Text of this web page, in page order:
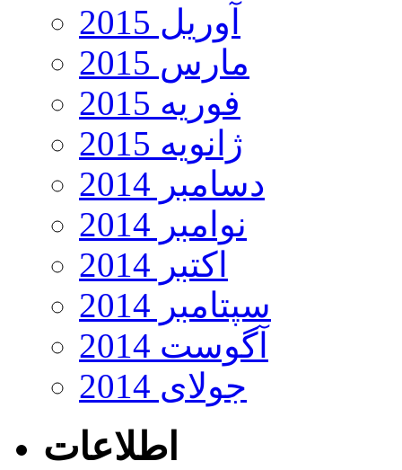
آوریل 2015
مارس 2015
فوریه 2015
ژانویه 2015
دسامبر 2014
نوامبر 2014
اکتبر 2014
سپتامبر 2014
آگوست 2014
جولای 2014
اطلاعات